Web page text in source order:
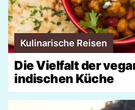
Kulinarische Reisen
Die Vielfalt der
indischen Küche